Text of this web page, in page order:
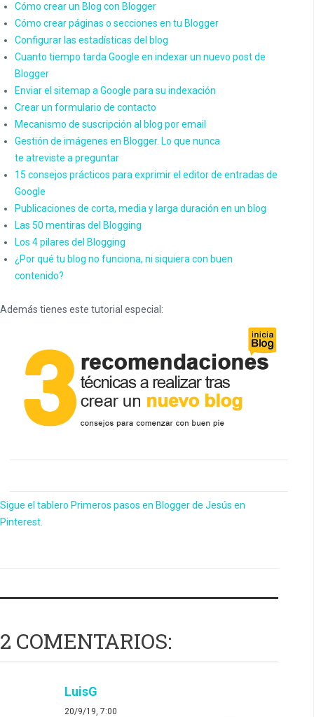
Cómo crear un Blog con Blogger
Cómo crear páginas o secciones en tu Blogger
Configurar las estadísticas del blog
Cuanto tiempo tarda Google en indexar un nuevo post de
Blogger
Enviar el sitemap a Google para su indexación
Crear un formulario de contacto
Mecanismo de suscripción al blog por email
Gestión de imágenes en Blogger. Lo que nunca
te atreviste a preguntar
15 consejos prácticos para exprimir el editor de entradas de
Google
Publicaciones de corta, media y larga duración en un blog
Las 50 mentiras del Blogging
Los 4 pilares del Blogging
¿Por qué tu blog no funciona, ni siquiera con buen
contenido?
Además tienes este tutorial especial:
Sigue el tablero Primeros pasos en Blogger de Jesús en
Pinterest.
2 COMENTARIOS:
LuisG
20/9/19, 7:00